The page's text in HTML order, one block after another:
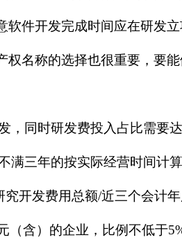
软件开发完成时间应在研发
名称的选择也很重要，要
同时研发费投入占比需要达
三年的按实际经营时间计算
究开发费用总额/近三个会计
（含）的企业，比例不低于